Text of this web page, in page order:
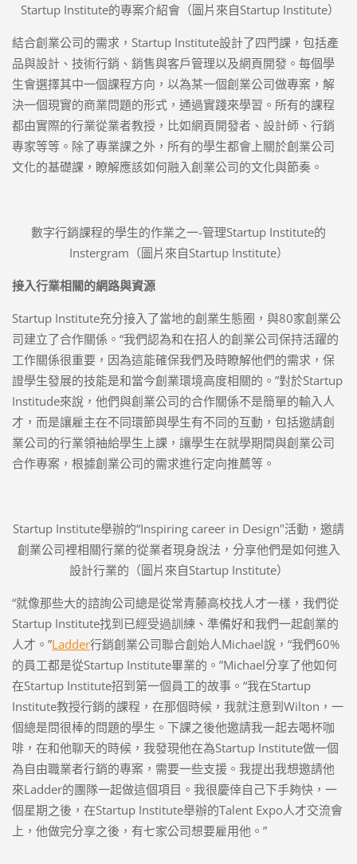
Startup Institute的專案介紹會（圖片來自Startup Institute）
結合創業公司的需求，Startup Institute設計了四門課，包括產
品與設計、技術行銷、銷售與客戶管理以及網頁開發。每個學
生會選擇其中一個課程方向，以為某一個創業公司做專案，解
決一個現實的商業問題的形式，通過實踐來學習。所有的課程
都由實際的行業從業者教授，比如網頁開發者、設計師、行銷
專家等等。除了專業課之外，所有的學生都會上關於創業公司
文化的基礎課，瞭解應該如何融入創業公司的文化與節奏。
數字行銷課程的學生的作業之一-管理Startup Institute的
Instergram（圖片來自Startup Institute）
接入行業相關的網路與資源
Startup Institute充分接入了當地的創業生態圈，與80家創業公
司建立了合作關係。“我們認為和在招人的創業公司保持活躍的
工作關係很重要，因為這能確保我們及時瞭解他們的需求，保
證學生發展的技能是和當今創業環境高度相關的。”對於Startup
Institude來說，他們與創業公司的合作關係不是簡單的輸入人
才，而是讓雇主在不同環節與學生有不同的互動，包括邀請創
業公司的行業領袖給學生上課，讓學生在就學期間與創業公司
合作專案，根據創業公司的需求進行定向推薦等。
Startup Institute舉辦的“Inspiring career in Design"活動，邀請
創業公司裡相關行業的從業者現身說法，分享他們是如何進入
設計行業的（圖片來自Startup Institute）
“就像那些大的諮詢公司總是從常青藤高校找人才一樣，我們從
Startup Institute找到已經受過訓練、準備好和我們一起創業的
人才。”Ladder行銷創業公司聯合創始人Michael說，“我們60%
的員工都是從Startup Institute畢業的。”Michael分享了他如何
在Startup Institute招到第一個員工的故事。“我在Startup
Institute教授行銷的課程，在那個時候，我就注意到Wilton，一
個總是問很棒的問題的學生。下課之後他邀請我一起去喝杯咖
啡，在和他聊天的時候，我發現他在為Startup Institute做一個
為自由職業者行銷的專案，需要一些支援。我提出我想邀請他
來Ladder的團隊一起做這個項目。我很慶倖自己下手夠快，一
個星期之後，在Startup Institute舉辦的Talent Expo人才交流會
上，他做完分享之後，有七家公司想要雇用他。”